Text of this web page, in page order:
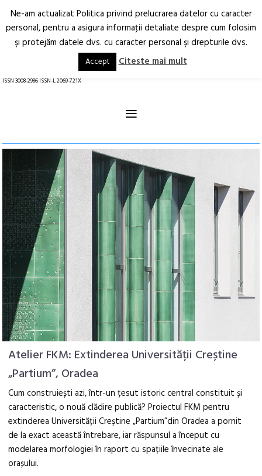
Arhitectură.
Oraș.
RO EN
ISSN 3008-2986 ISSN-L 2069-721X
≡
Atelier FKM: Extinderea Universității Creștine
„Partium”, Oradea
Cum construiești azi, într-un țesut istoric central constituit și
caracteristic, o nouă clădire publică? Proiectul FKM pentru
extinderea Universității Creștine „Partium”din Oradea a pornit
de la exact această întrebare, iar răspunsul a început cu
modelarea morfologiei în raport cu spațiile învecinate ale
orașului.
Ne-am actualizat Politica privind prelucrarea datelor cu caracter
personal, pentru a asigura informaţii detaliate despre cum folosim
şi protejăm datele dvs. cu caracter personal şi drepturile dvs.
Accept Citeste mai mult